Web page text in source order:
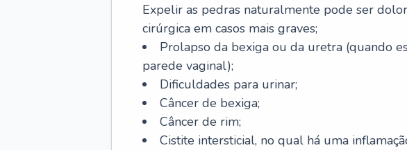
Expelir as pedras naturalmente pode ser
cirúrgica em casos mais graves;
Prolapso da bexiga ou da uretra (quando
parede vaginal);
Dificuldades para urinar;
Câncer de bexiga;
Câncer de rim;
Cistite intersticial, no qual há uma